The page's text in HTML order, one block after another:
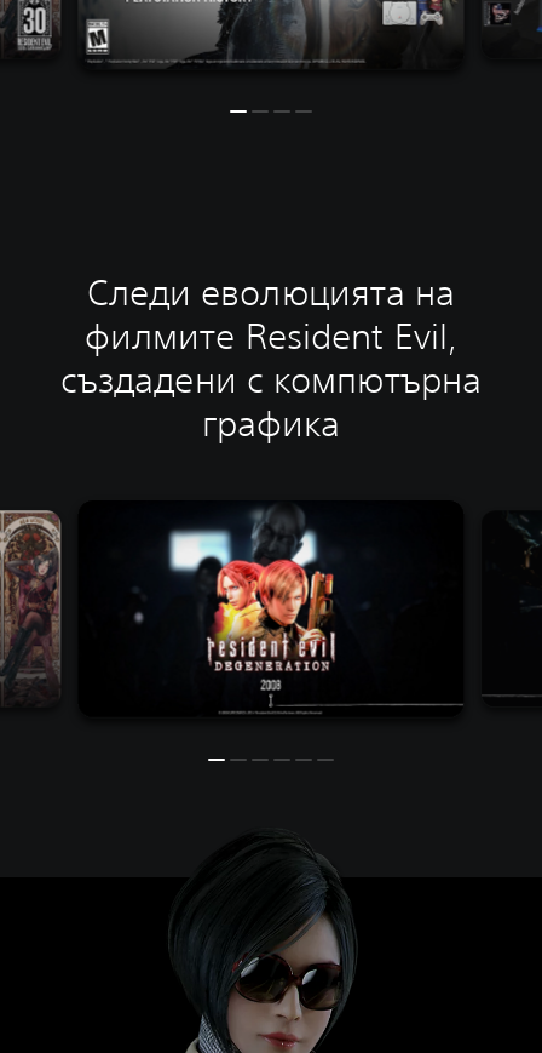
Следи еволюцията на
филмите Resident Evil,
създадени с компютърна
графика